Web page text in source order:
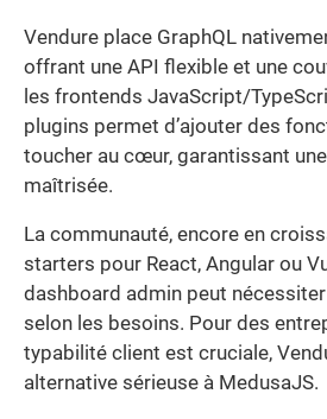
Vendure place GraphQL
offrant une API flexible et une
les frontends JavaScript/
plugins permet d’ajouter des
toucher au cœur, garantissant
maîtrisée.
La communauté, encore en
starters pour React, Angular ou
dashboard admin peut
selon les besoins. Pour des
typabilité client est cruciale,
alternative sérieuse à MedusaJS.